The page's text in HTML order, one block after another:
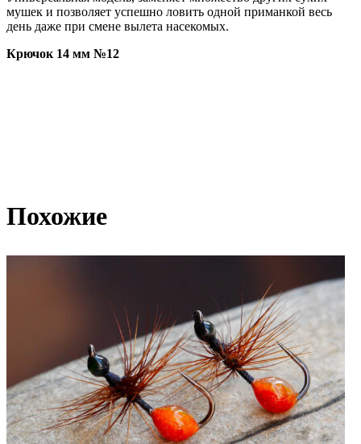
мушек и позволяет успешно ловить одной приманкой весь
день даже при смене вылета насекомых.
Крючок 14 мм №12
Похожие